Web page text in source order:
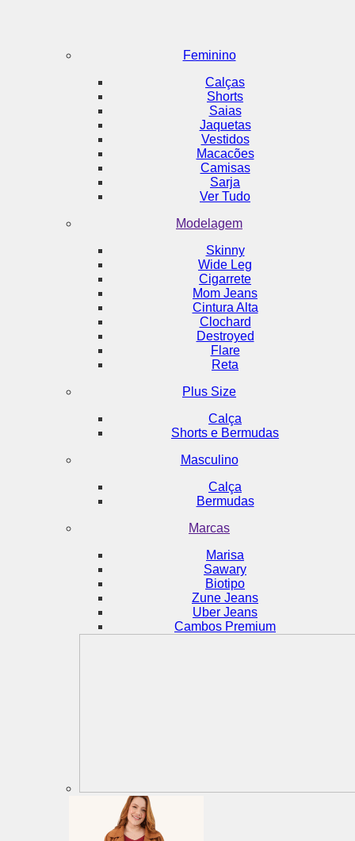
Feminino
Calças
Shorts
Saias
Jaquetas
Vestidos
Macacões
Camisas
Sarja
Ver Tudo
Modelagem
Skinny
Wide Leg
Cigarrete
Mom Jeans
Cintura Alta
Clochard
Destroyed
Flare
Reta
Plus Size
Calça
Shorts e Bermudas
Masculino
Calça
Bermudas
Marcas
Marisa
Sawary
Biotipo
Zune Jeans
Uber Jeans
Cambos Premium